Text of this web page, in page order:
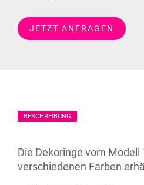
JETZT ANFRAGEN
BESCHREIBUNG
Die Dekoringe vom Modell
verschiedenen Farben